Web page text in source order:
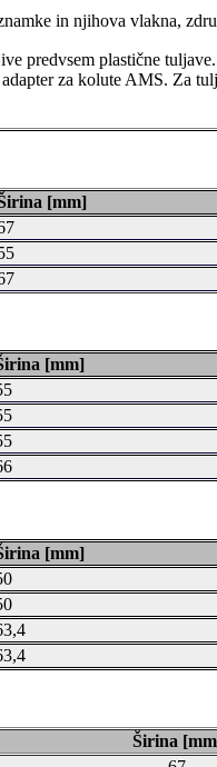
in njihova vlakna,
predvsem plastične
za kolute AMS. Za
[mm]
[mm]
[mm]
Širina